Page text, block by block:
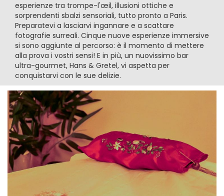
esperienze tra trompe-l'œil, illusioni ottiche e
sorprendenti sbalzi sensoriali, tutto pronto a Paris.
Preparatevi a lasciarvi ingannare e a scattare
fotografie surreali. Cinque nuove esperienze immersive
si sono aggiunte al percorso: è il momento di mettere
alla prova i vostri sensi! E in più, un nuovissimo bar
ultra-gourmet, Hans & Gretel, vi aspetta per
conquistarvi con le sue delizie.